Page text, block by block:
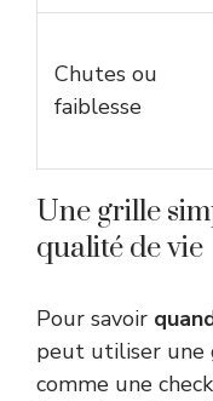
Chutes ou
faiblesse
Une grille
qualité de vie
Pour savoir
peut utiliser une
comme une